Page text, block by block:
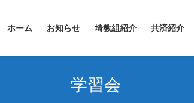
ホーム お知らせ 埼教組紹介 共済紹介
学習会